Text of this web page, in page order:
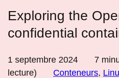
Exploring the
confidential
1 septembre 2024 7
lecture)
Conteneurs,